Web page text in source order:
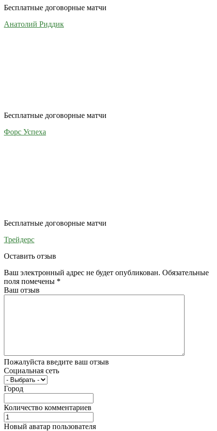
Бесплатные договорные матчи
Анатолий Риддик
Бесплатные договорные матчи
Форс Успеха
Бесплатные договорные матчи
Трейдерс
Оставить отзыв
Ваш электронный адрес не будет опубликован. Обязательные
поля помечены *
Ваш отзыв
Пожалуйста введите ваш отзыв
Социальная сеть
Город
Количество комментариев
Новый аватар пользователя